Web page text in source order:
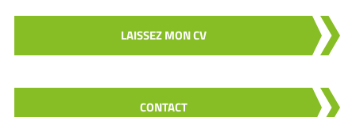
LAISSEZ MON CV
CONTACT